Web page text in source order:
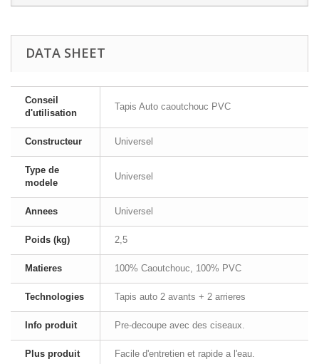
DATA SHEET
Conseil
d'utilisation
Tapis Auto caoutchouc PVC
Constructeur Universel
Type de
modele
Universel
Annees Universel
Poids (kg) 2,5
Matieres 100% Caoutchouc, 100% PVC
Technologies Tapis auto 2 avants + 2 arrieres
Info produit Pre-decoupe avec des ciseaux.
Plus produit Facile d'entretien et rapide a l'eau.